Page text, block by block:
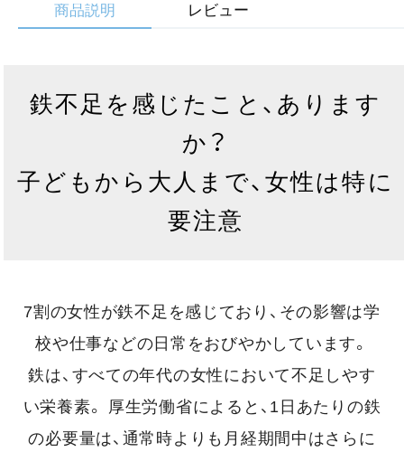
商品説明 レビュー
鉄不足を感じたこと、あります
か？
子どもから大人まで、女性は特に
要注意
7割の女性が鉄不足を感じており、その影響は学
校や仕事などの日常をおびやかしています。
鉄は、すべての年代の女性において不足しやす
い栄養素。
厚生労働省によると、1日あたりの鉄
の必要量は、通常時よりも月経期間中はさらに